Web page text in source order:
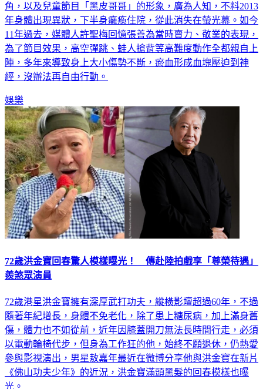
角，以及兒童節目「黑皮哥哥」的形象，廣為人知，不料2013
年身體出現異狀，下半身癱瘓住院，從此消失在螢光幕。如今
11年過去，媒體人許聖梅回憶張善為當時賣力、敬業的表現，
為了節目效果，高空彈跳、蛙人搶背等高難度動作全都親自上
陣，多年來導致身上大小傷勢不斷，瘀血形成血塊壓迫到神
經，沒辦法再自由行動。
娛樂
72歲洪金寶回春驚人模樣曝光！ 傳赴陸拍戲享「尊榮待遇」
羨煞眾演員
72歲港星洪金寶擁有深厚武打功夫，縱橫影壇超過60年，不過
隨著年紀增長，身體不免老化，除了患上糖尿病，加上滿身舊
傷，體力也不如從前，近年因膝蓋開刀無法長時間行走，必須
以電動輪椅代步，但身為工作狂的他，始終不願退休，仍熱愛
參與影視演出，男星敖嘉年最近在微博分享他與洪金寶在新片
《佛山功夫少年》的近況，洪金寶滿頭黑髮的回春模樣也曝
光。